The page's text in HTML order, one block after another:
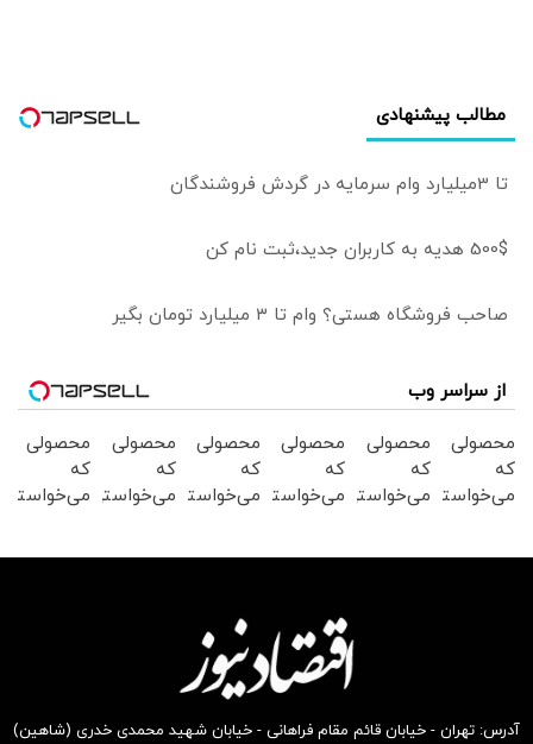
مطالب پیشنهادی
تا 3میلیارد وام سرمایه در گردش فروشندگان
500$ هدیه به کاربران جدید،ثبت نام کن
صاحب فروشگاه هستی؟ وام تا ۳ میلیارد تومان بگیر
از سراسر وب
محصولی
که
می‌خواستی
محصولی
که
می‌خواستی
محصولی
که
می‌خواستی
بخر !
محصولی
که
می‌خواستی
بخر !
محصولی
که
می‌خواستی
محصولی
که
می‌خواستی
آدرس: تهران - خیابان قائم مقام فراهانی - خیابان شهید محمدی خدری (شاهین)